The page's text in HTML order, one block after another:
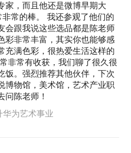
家，而且他还是微博早期大
常的棒。 我还参观了他们的
会跟我说这些选品都是陈老师
彩非常丰富，其实你也能够感
充满色彩，很热爱生活这样的
非常有收获，我们聊了很久很
饭。强烈推荐其他伙伴，下次
博物馆，美术馆，艺术产业职
问陈老师！
华为艺术事业